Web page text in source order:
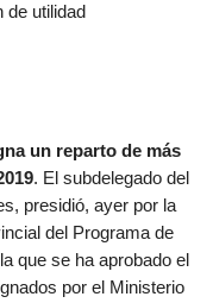
de utilidad
un reparto de más
. El subdelegado del
presidió, ayer por la
del Programa de
que se ha aprobado el
por el Ministerio